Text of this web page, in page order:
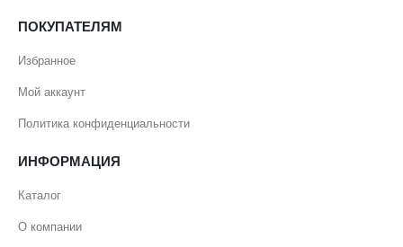
ПОКУПАТЕЛЯМ
Избранное
Мой аккаунт
Политика конфиденциальности
ИНФОРМАЦИЯ
Каталог
О компании